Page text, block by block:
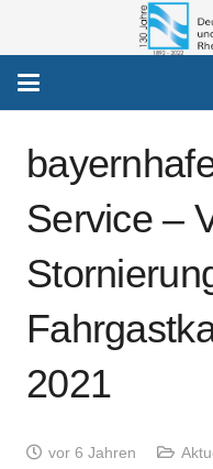
Service –
2021
vor 6 Jahren